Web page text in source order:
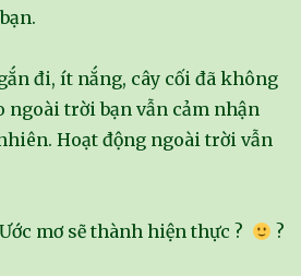
đi, ít nắng, cây cối đã không
ngoài trời bạn vẫn cảm nhận
Hoạt động ngoài trời vẫn
mơ sẽ thành hiện thực ? ?